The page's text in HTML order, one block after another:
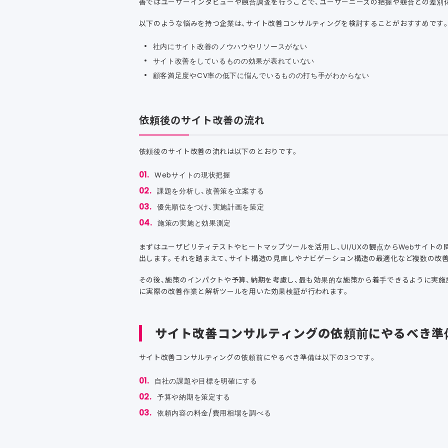
以下のような悩みを持つ企業は、サイト改善コンサルティングを検討することがおすすめです。
社内にサイト改善のノウハウやリソースがない
サイト改善をしているものの効果が表れていない
顧客満足度やCV率の低下に悩んでいるものの打ち手がわからない
依頼後のサイト改善の流れ
依頼後のサイト改善の流れは以下のとおりです。
Webサイトの現状把握
課題を分析し、改善策を立案する
優先順位をつけ、実施計画を策定
施策の実施と効果測定
まずはユーザビリティテストやヒートマップツールを活用し、UI/UXの観点からWebサイトの
出します。それを踏まえて、サイト構造の見直しやナビゲーション構造の最適化など複数の改
その後、施策のインパクトや予算、納期を考慮し、最も効果的な施策から着手できるように実
に実際の改善作業と解析ツールを用いた効果検証が行われます。
サイト改善コンサルティングの依頼前にやるべき準
サイト改善コンサルティングの依頼前にやるべき準備は以下の3つです。
自社の課題や目標を明確にする
予算や納期を策定する
依頼内容の料金/費用相場を調べる